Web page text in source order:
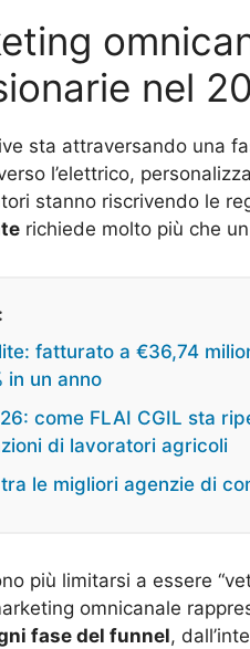
nel
sta attraversando una
l’elettrico,
stanno riscrivendo le
richiede molto più che
fatturato a €36,74
in un anno
come FLAI CGIL sta
di lavoratori agricoli
le migliori agenzie di
più limitarsi a essere
omnicanale
fase del funnel,